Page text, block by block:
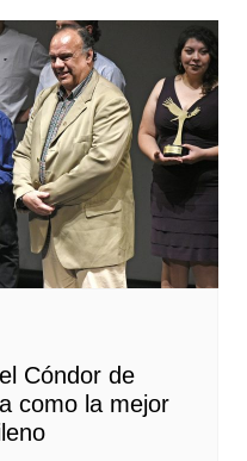
Cóndor de
como la mejor